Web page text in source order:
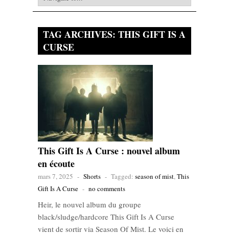
TAG ARCHIVES: THIS GIFT IS A
CURSE
This Gift Is A Curse : nouvel album
en écoute
mars 7, 2025 - Shorts - Tagged: season of mist,This
Gift Is A Curse - no comments
Heir, le nouvel album du groupe
black/sludge/hardcore This Gift Is A Curse
vient de sortir via Season Of Mist. Le voici en